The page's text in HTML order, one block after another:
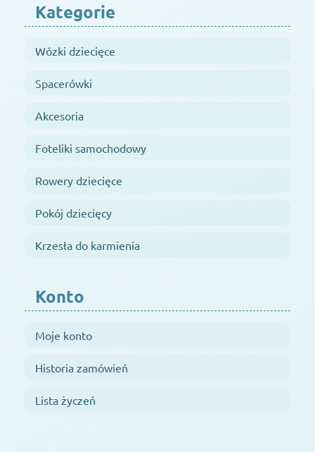
Kategorie
Wózki dziecięce
Spacerówki
Akcesoria
Foteliki samochodowy
Rowery dziecięce
Pokój dziecięcy
Krzesła do karmienia
Konto
Moje konto
Historia zamówień
Lista życzeń